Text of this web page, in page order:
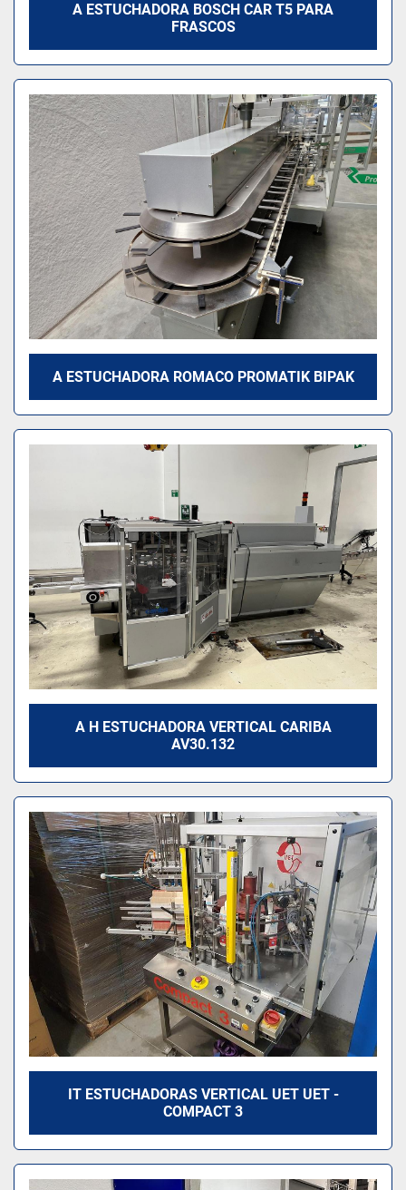
A ESTUCHADORA BOSCH CAR T5 PARA
FRASCOS
A ESTUCHADORA ROMACO PROMATIK BIPAK
A H ESTUCHADORA VERTICAL CARIBA
AV30.132
IT ESTUCHADORAS VERTICAL UET UET -
COMPACT 3